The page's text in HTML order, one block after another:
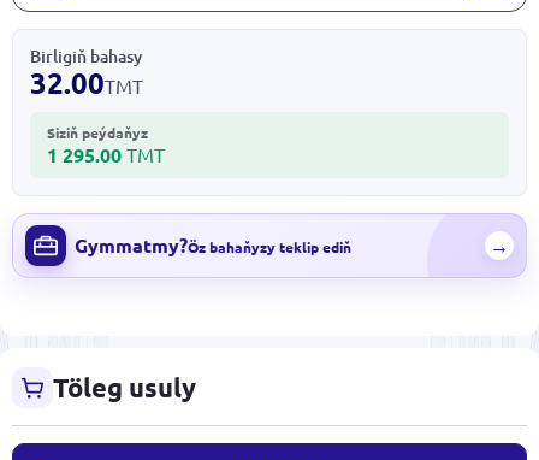
Birligiň bahasy
32.00TMT
Siziň peýdaňyz
1 295.00 TMT
Gymmatmy?Öz bahaňyzy teklip ediň →
Töleg usuly